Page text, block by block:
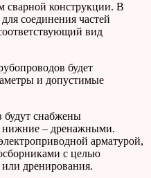
сварной конструкции. В
соединения частей
вид
будет
и допустимые
будут снабжены
нижние – дренажными.
арматурой,
с целью
дренирования.